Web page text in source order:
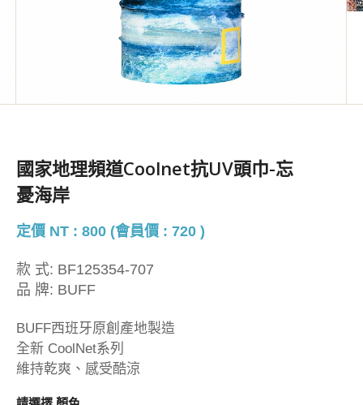
國家地理頻道coolnet抗UV頭巾-忘
憂海岸
定價 NT : 800 (會員價 : 720 )
款 式: BF125354-707
品 牌: BUFF
BUFF西班牙原創產地製造
全新 CoolNet系列
維持乾爽、感受酷涼